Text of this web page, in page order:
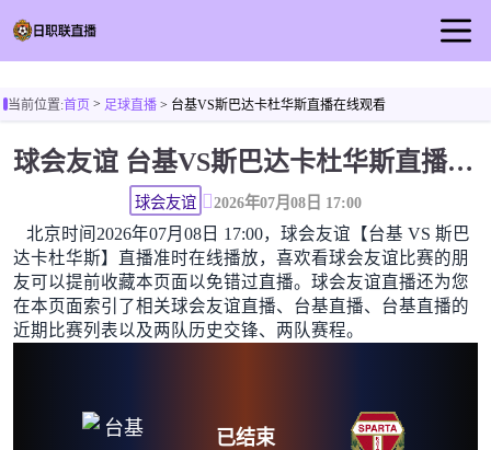
足球直播
足球视频
足球新闻
当前位置:首页> 足球直播> 台基VS斯巴达卡杜华斯直播在线观看
球会友谊 台基VS斯巴达卡杜华斯直播在线观看高清无插件
球会友谊 2026年07月08日 17:00
北京时间2026年07月08日 17:00，球会友谊【台基 VS 斯巴
达卡杜华斯】直播准时在线播放，喜欢看球会友谊比赛的朋
友可以提前收藏本页面以免错过直播。球会友谊直播还为您
在本页面索引了相关球会友谊直播、台基直播、台基直播的
近期比赛列表以及两队历史交锋、两队赛程。
已结束